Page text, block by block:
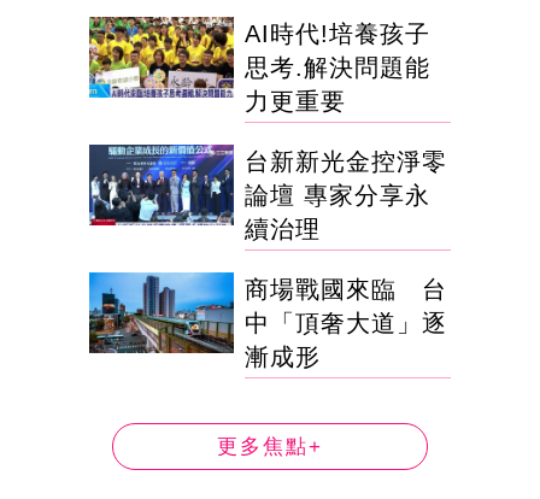
AI時代!培養孩子
思考.解決問題能
力更重要
台新新光金控淨零
論壇 專家分享永
續治理
商場戰國來臨 台
中「頂奢大道」逐
漸成形
更多焦點+